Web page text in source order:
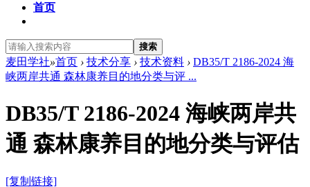
首页
搜索
麦田学社»首页 › 技术分享 › 技术资料 › DB35/T 2186-2024 海
峡两岸共通 森林康养目的地分类与评 ...
DB35/T 2186-2024 海峡两岸共
通 森林康养目的地分类与评估
[复制链接]